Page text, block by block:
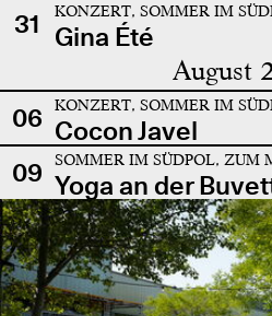
31
KONZERT, SOMMER IM
Gina Été
August
06 KONZERT, SOMMER IM
Cocon Javel
09
SOMMER IM SÜDPOL, ZUM
Yoga an der